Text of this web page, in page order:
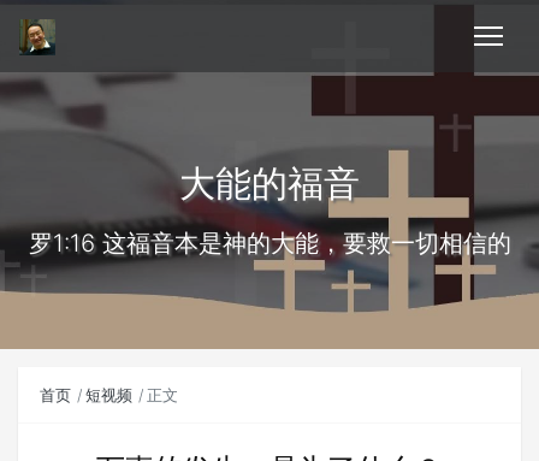
大能的福音
罗1:16 这福音本是神的大能，要救一切相信的
首页 短视频 正文